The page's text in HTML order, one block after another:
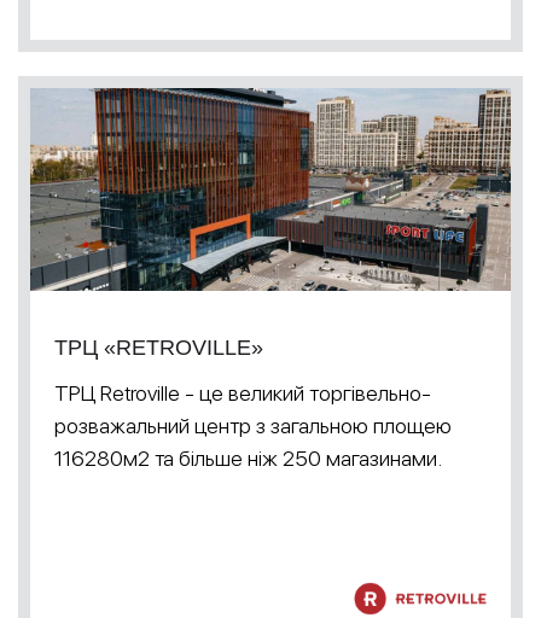
ТРЦ «RETROVILLE»
ТРЦ Retroville - це великий торгівельно-
розважальний центр з загальною площею
116280м2 та більше ніж 250 магазинами.